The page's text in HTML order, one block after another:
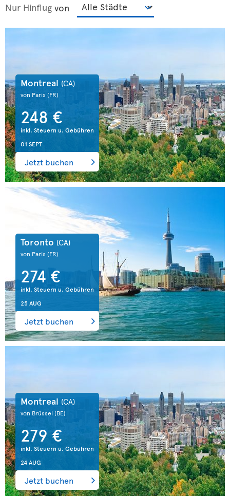
Nur Hinflug von
Montreal (CA)
von Paris (FR)
248 €
inkl. Steuern u. Gebühren
01 SEPT
Jetzt buchen
Toronto (CA)
von Paris (FR)
274 €
inkl. Steuern u. Gebühren
25 AUG
Jetzt buchen
Montreal (CA)
von Brüssel(BE)
279 €
inkl. Steuern u. Gebühren
24 AUG
Jetzt buchen